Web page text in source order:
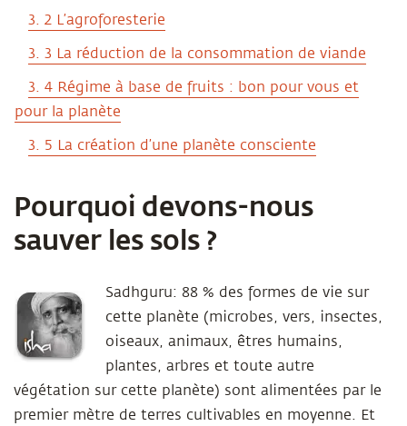
3. 2 L’agroforesterie
3. 3 La réduction de la consommation de viande
3. 4 Régime à base de fruits : bon pour vous et
pour la planète
3. 5 La création d’une planète consciente
Pourquoi devons-nous
sauver les sols ?
Sadhguru: 88 % des formes de vie sur
cette planète (microbes, vers, insectes,
oiseaux, animaux, êtres humains,
plantes, arbres et toute autre
végétation sur cette planète) sont alimentées par le
premier mètre de terres cultivables en moyenne. Et